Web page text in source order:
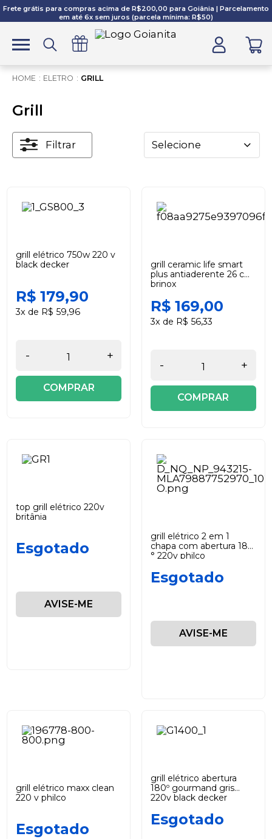
Frete grátis para compras acima de R$200,00 para Goiânia | Parcelamento
em até 6x sem juros (parcela mínima: R$50)
ELETRO GRILL
Grill
Filtrar Selecione
grill elétrico 750w 220 v
black decker
R$ 179,90
3x de R$ 59,96
- +
COMPRAR
grill ceramic life smart
plus antiaderente 26 cm
brinox
R$ 169,00
3x de R$ 56,33
- +
COMPRAR
top grill elétrico 220v
britânia
Esgotado
AVISE-ME
grill elétrico 2 em 1
chapa com abertura 180
° 220v philco
Esgotado
AVISE-ME
grill elétrico maxx clean
220 v philco
Esgotado
grill elétrico abertura
180º gourmand gris
220v black decker
Esgotado